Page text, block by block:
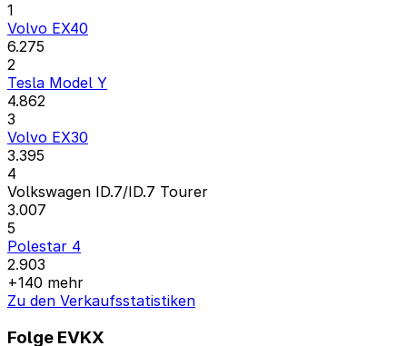
1
Volvo EX40
6.275
2
Tesla Model Y
4.862
3
Volvo EX30
3.395
4
Volkswagen ID.7/ID.7 Tourer
3.007
5
Polestar 4
2.903
+140 mehr
Zu den Verkaufsstatistiken
Folge EVKX